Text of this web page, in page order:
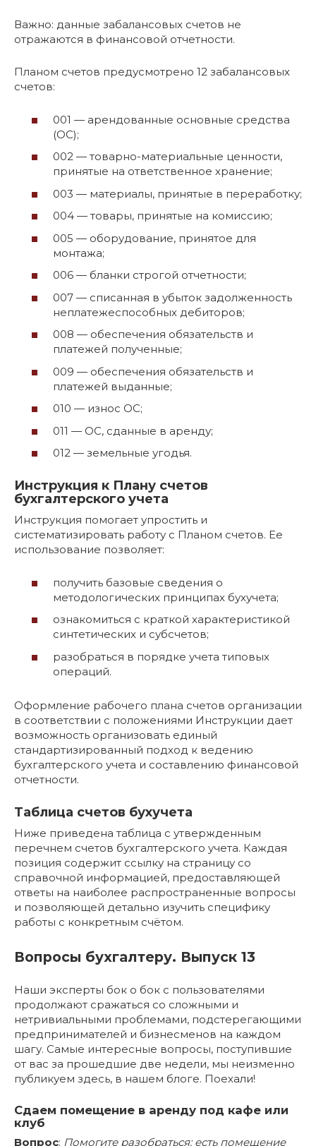
Важно: данные забалансовых счетов не
отражаются в финансовой отчетности.
Планом счетов предусмотрено 12 забалансовых
счетов:
001 — арендованные основные средства
(ОС);
002 — товарно-материальные ценности,
принятые на ответственное хранение;
003 — материалы, принятые в переработку;
004 — товары, принятые на комиссию;
005 — оборудование, принятое для
монтажа;
006 — бланки строгой отчетности;
007 — списанная в убыток задолженность
неплатежеспособных дебиторов;
008 — обеспечения обязательств и
платежей полученные;
009 — обеспечения обязательств и
платежей выданные;
010 — износ ОС;
011 — ОС, сданные в аренду;
012 — земельные угодья.
Инструкция к Плану счетов
бухгалтерского учета
Инструкция помогает упростить и
систематизировать работу с Планом счетов. Ее
использование позволяет:
получить базовые сведения о
методологических принципах бухучета;
ознакомиться с краткой характеристикой
синтетических и субсчетов;
разобраться в порядке учета типовых
операций.
Оформление рабочего плана счетов организации
в соответствии с положениями Инструкции дает
возможность организовать единый
стандартизированный подход к ведению
бухгалтерского учета и составлению финансовой
отчетности.
Таблица счетов бухучета
Ниже приведена таблица с утвержденным
перечнем счетов бухгалтерского учета. Каждая
позиция содержит ссылку на страницу со
справочной информацией, предоставляющей
ответы на наиболее распространенные вопросы
и позволяющей детально изучить специфику
работы с конкретным счётом.
Вопросы бухгалтеру. Выпуск 13
Наши эксперты бок о бок с пользователями
продолжают сражаться со сложными и
нетривиальными проблемами, подстерегающими
предпринимателей и бизнесменов на каждом
шагу. Самые интересные вопросы, поступившие
от вас за прошедшие две недели, мы неизменно
публикуем здесь, в нашем блоге. Поехали!
Сдаем помещение в аренду под кафе или
клуб
Вопрос: Помогите разобраться: есть помещение